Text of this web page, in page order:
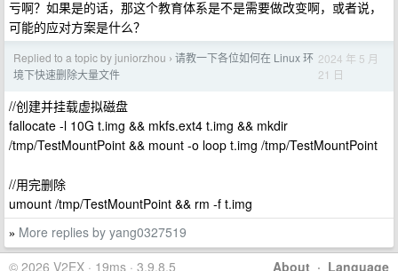
亏啊？如果是的话，那这个教育体系是不是需要做改变啊，或者说，
可能的应对方案是什么？
Replied to a topic by juniorzhou › 请教一下各位如何在 Linux 环
境下快速删除大量文件
2024 年 5 月
21 日
//创建并挂载虚拟磁盘
fallocate -l 10G t.img && mkfs.ext4 t.img && mkdir
/tmp/TestMountPoint && mount -o loop t.img /tmp/TestMountPoint
//用完删除
umount /tmp/TestMountPoint && rm -f t.img
» More replies by yang0327519
About · Language
© 2026 V2EX · 19ms · 3.9.8.5